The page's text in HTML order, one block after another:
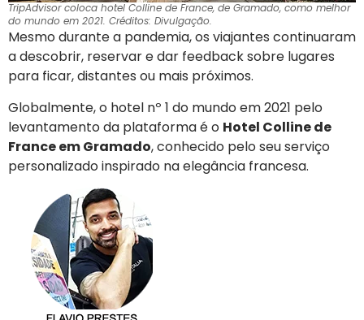
TripAdvisor coloca hotel Colline de France, de Gramado, como melhor
do mundo em 2021. Créditos: Divulgação.
Mesmo durante a pandemia, os viajantes continuaram
a descobrir, reservar e dar feedback sobre lugares
para ficar, distantes ou mais próximos.
Globalmente, o hotel nº 1 do mundo em 2021 pelo
levantamento da plataforma é o Hotel Colline de
France em Gramado, conhecido pelo seu serviço
personalizado inspirado na elegância francesa.